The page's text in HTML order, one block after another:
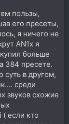
пользы,
его пресеты,
я ничего не
AN1x я
больше
384 пресете.
суть в другом,
среди
звуков схожие
( если кто